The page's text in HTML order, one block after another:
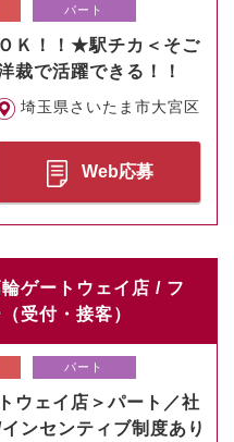
パート
Ｋ！！★駅チカ＜そご
裁で活躍できる！！
埼玉県さいたま市大宮区
Web応募
ゲートウェイ店 / フ
受付・接客）
パート
ウェイ店＞パート／社
ンセンティブ制度あり